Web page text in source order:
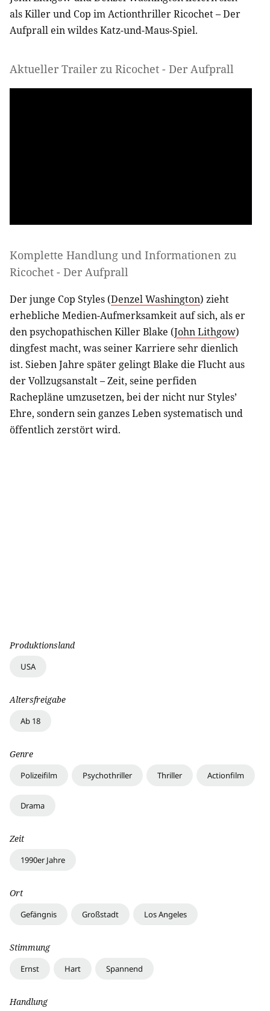
als Killer und Cop im Actionthriller Ricochet – Der
Aufprall ein wildes Katz-und-Maus-Spiel.
Aktueller Trailer zu Ricochet - Der Aufprall
Komplette Handlung und Informationen zu
Ricochet - Der Aufprall
Der junge Cop Styles (Denzel Washington) zieht
erhebliche Medien-Aufmerksamkeit auf sich, als er
den psychopathischen Killer Blake (John Lithgow)
dingfest macht, was seiner Karriere sehr dienlich
ist. Sieben Jahre später gelingt Blake die Flucht aus
der Vollzugsanstalt – Zeit, seine perfiden
Rachepläne umzusetzen, bei der nicht nur Styles’
Ehre, sondern sein ganzes Leben systematisch und
öffentlich zerstört wird.
Produktionsland
USA
Altersfreigabe
Ab 18
Genre
Polizeifilm Psychothriller Thriller Actionfilm
Drama
Zeit
1990er Jahre
Ort
Gefängnis Großstadt Los Angeles
Stimmung
Ernst Hart Spannend
Handlung